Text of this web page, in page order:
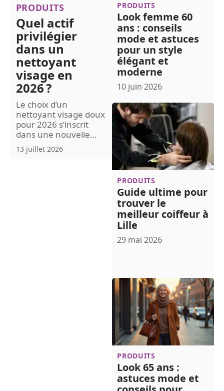
PRODUITS
Quel actif
privilégier
dans un
nettoyant
visage en
2026 ?
Le choix d’un
nettoyant visage doux
pour 2026 s’inscrit
dans une nouvelle…
13 juillet 2026
PRODUITS
Look femme 60
ans : conseils
mode et astuces
pour un style
élégant et
moderne
10 juin 2026
PRODUITS
Guide ultime pour
trouver le
meilleur coiffeur à
Lille
29 mai 2026
PRODUITS
Look 65 ans :
astuces mode et